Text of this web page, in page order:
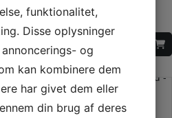
Vedligeholdelsessæt til
kunstskiferplader
270,00DKK
funktionalitet,
Disse oplysninger
og
kan kombinere dem
har givet dem eller
din brug af deres